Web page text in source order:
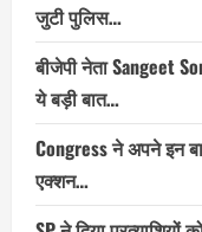
जुटी पुलिस…
बीजेपी नेता Sangeet
ये बड़ी बात…
Congress ने अपने इन
एक्शन…